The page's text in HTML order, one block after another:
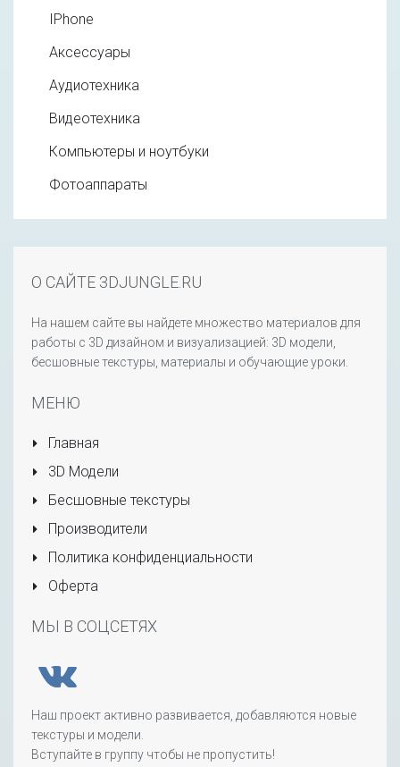
IPhone
Аксессуары
Аудиотехника
Видеотехника
Компьютеры и ноутбуки
Фотоаппараты
О САЙТЕ 3DJUNGLE.RU
На нашем сайте вы найдете множество материалов для
работы с 3D дизайном и визуализацией: 3D модели,
бесшовные текстуры, материалы и обучающие уроки.
МЕНЮ
Главная
3D Модели
Бесшовные текстуры
Производители
Политика конфиденциальности
Оферта
МЫ В СОЦСЕТЯХ
Наш проект активно развивается, добавляются новые
текстуры и модели.
Вступайте в группу чтобы не пропустить!